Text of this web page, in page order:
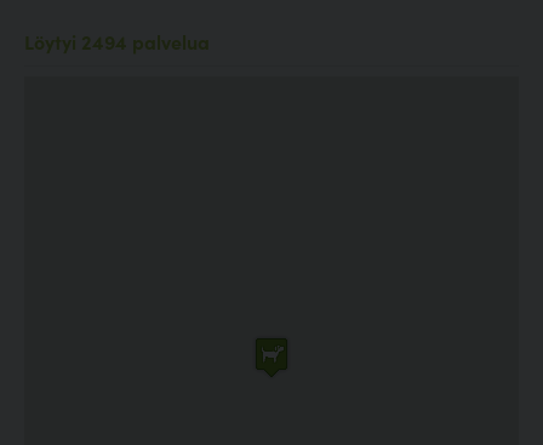
Löytyi 2494 palvelua